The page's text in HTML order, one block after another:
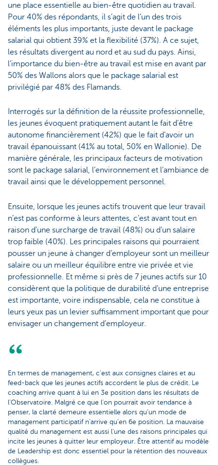
une place essentielle au bien-être quotidien au travail.
Pour 40% des répondants, il s’agit de l’un des trois
éléments les plus importants, juste devant le package
salarial qui obtient 39% et la flexibilité (37%). A ce sujet,
les résultats divergent au nord et au sud du pays. Ainsi,
l’importance du bien-être au travail est mise en avant par
50% des Wallons alors que le package salarial est
privilégié par 48% des Flamands.
Interrogés sur la définition de la réussite professionnelle,
les jeunes évoquent pratiquement autant le fait d’être
autonome financièrement (42%) que le fait d’avoir un
travail épanouissant (41% au total, 50% en Wallonie). De
manière générale, les principaux facteurs de motivation
sont le package salarial, l’environnement et l’ambiance de
travail ainsi que le développement personnel.
Ensuite, lorsque les jeunes actifs trouvent que leur travail
n’est pas conforme à leurs attentes, c’est avant tout en
raison d’une surcharge de travail (48%) ou d’un salaire
trop faible (40%). Les principales raisons qui pourraient
pousser un jeune à changer d’employeur sont un meilleur
salaire ou un meilleur équilibre entre vie privée et vie
professionnelle. Et même si près de 7 jeunes actifs sur 10
considèrent que la politique de durabilité d’une entreprise
est importante, voire indispensable, cela ne constitue à
leurs yeux pas un levier suffisamment important que pour
envisager un changement d’employeur.
En termes de management, c’est aux consignes claires et au
feed-back que les jeunes actifs accordent le plus de crédit. Le
coaching arrive quant à lui en 3e position dans les résultats de
l’Observatoire. Malgré ce que l’on pourrait avoir tendance à
penser, la clarté demeure essentielle alors qu’un mode de
management participatif n’arrive qu’en 6e position. La mauvaise
qualité du management est aussi l’une des raisons principales qui
incite les jeunes à quitter leur employeur. Être attentif au modèle
de Leadership est donc essentiel pour la rétention des nouveaux
collègues.